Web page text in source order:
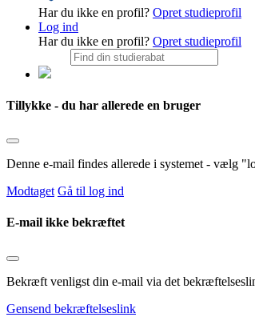
Har du ikke en profil? Opret studieprofil
Log ind
Har du ikke en profil? Opret studieprofil
Tillykke - du har allerede en bruger
Denne e-mail findes allerede i systemet - vælg
Modtaget Gå til log ind
E-mail ikke bekræftet
Bekræft venligst din e-mail via det
Gensend bekræftelseslink